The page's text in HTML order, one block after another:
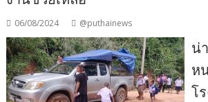
06/08/2024 @puthainews
น่
ห
โ